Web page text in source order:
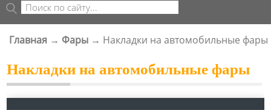
ФОРМА ПОИСКА
Поиск
Главная → Фары → Накладки на автомобильные фары
Накладки на автомобильные фары